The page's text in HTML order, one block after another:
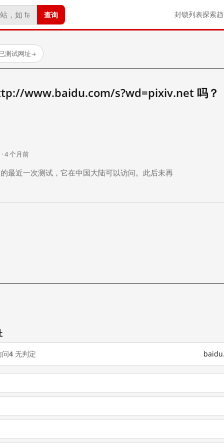
查询 封锁列表探索
测试网址→
www.baidu.com/s?wd=pixiv.net 吗？
4 个月前
最近一次测试，它在中国大陆可以访问。此后未再
问4 无判定